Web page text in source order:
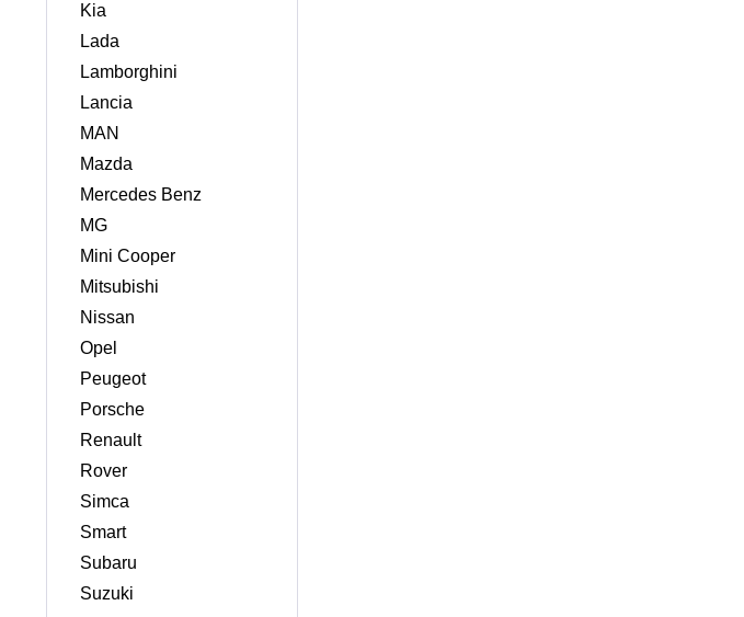
Kia
Lada
Lamborghini
Lancia
MAN
Mazda
Mercedes Benz
MG
Mini Cooper
Mitsubishi
Nissan
Opel
Peugeot
Porsche
Renault
Rover
Simca
Smart
Subaru
Suzuki